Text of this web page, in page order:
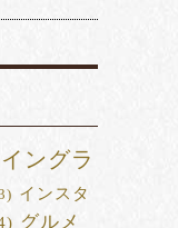
イングラ
インスタ
グルメ